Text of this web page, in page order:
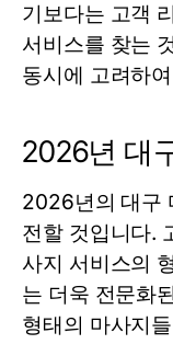
기보다는 고객
서비스를 찾는
동시에 고려하
2026년 대
2026년의 대구
전할 것입니다.
사지 서비스의
는 더욱 전문화
형태의 마사지